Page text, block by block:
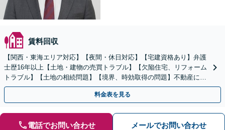
賃料回収
【関西・東海エリア対応】【夜間・休日対応】【宅建資格あり】弁護
士歴16年以上【土地・建物の売買トラブル】【欠陥住宅、リフォーム
トラブル】【土地の相続問題】【境界、時効取得の問題】不動産に関
するトラブル全般の解決に豊富な経験あり。
料金表を見る
電話でお問い合わせ メールでお問い合わせ